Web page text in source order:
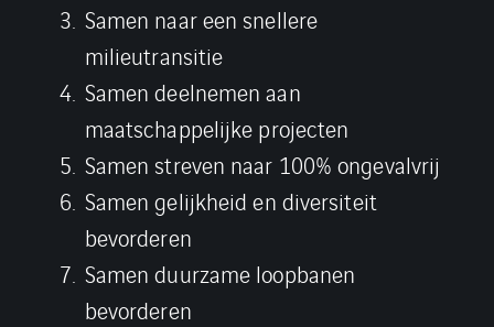
Samen naar een snellere
milieutransitie
Samen deelnemen aan
maatschappelijke projecten
Samen streven naar 100% ongevalvrij
Samen gelijkheid en diversiteit
bevorderen
Samen duurzame loopbanen
bevorderen